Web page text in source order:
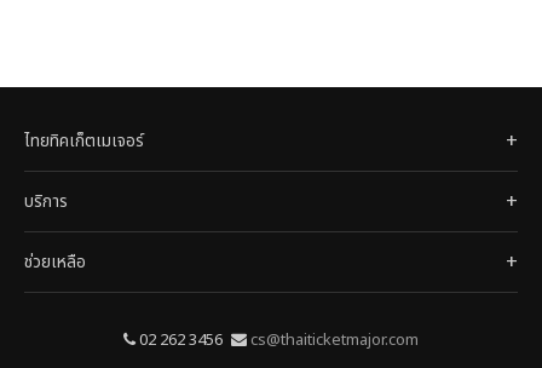
ไทยทิคเก็ตเมเจอร์
บริการ
ช่วยเหลือ
02 262 3456 cs@thaiticketmajor.com